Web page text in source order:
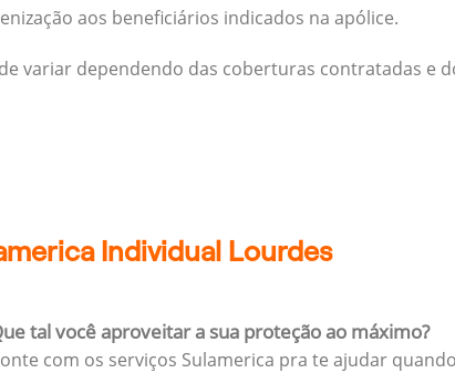
aos beneficiários indicados na apólice.
variar dependendo das coberturas contratadas e
Individual Lourdes
tal você aproveitar a sua proteção ao máximo?
com os serviços Sulamerica pra te ajudar